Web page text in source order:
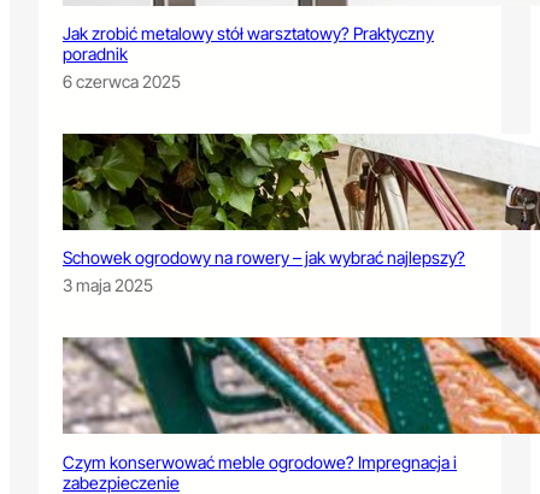
Jak zrobić metalowy stół warsztatowy? Praktyczny
poradnik
6 czerwca 2025
Schowek ogrodowy na rowery – jak wybrać najlepszy?
3 maja 2025
Czym konserwować meble ogrodowe? Impregnacja i
zabezpieczenie